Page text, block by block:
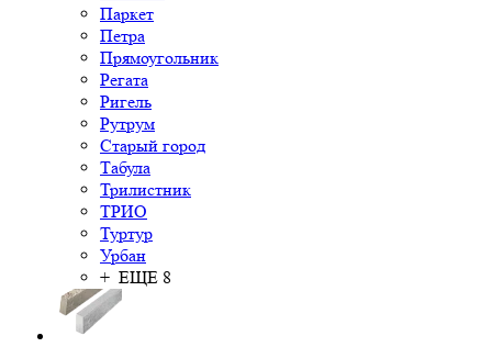
Паркет
Петра
Прямоугольник
Регата
Ригель
Рутрум
Старый город
Табула
Трилистник
ТРИО
Туртур
Урбан
+ ЕЩЕ 8